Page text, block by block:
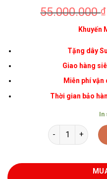
55.000.000₫
Khuyến
Tặng dây
Giao hàng
Miễn phí vận
Thời gian bảo
In